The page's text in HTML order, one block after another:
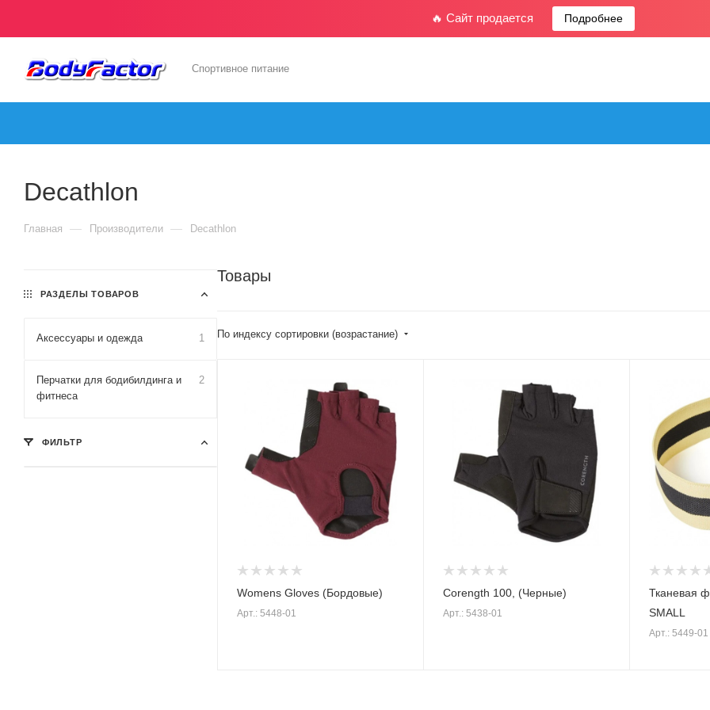
🔥 Сайт продается Подробнее
Спортивное питание
Decathlon
Главная — Производители — Decathlon
Товары
По индексу сортировки (возрастание)
Womens Gloves (Бордовые)
Арт.: 5448-01
Corength 100, (Черные)
Арт.: 5438-01
Тканевая
SMALL
Арт.: 5449-01
РАЗДЕЛЫ ТОВАРОВ
Аксессуары и одежда 1
Перчатки для бодибилдинга и
фитнеса
2
ФИЛЬТР